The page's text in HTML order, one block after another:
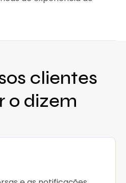
clientes
o dizem